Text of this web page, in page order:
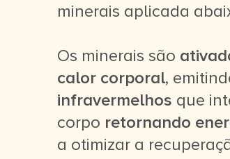
minerais aplicada
Os minerais são
calor corporal,
infravermelhos que
corpo retornando
a otimizar a